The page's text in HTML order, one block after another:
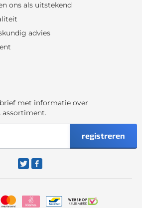
ons als uitstekend
advies
met informatie over
assortiment.
registreren